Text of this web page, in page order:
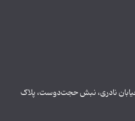
نادری، نبش حجت‌دوست، پلاک